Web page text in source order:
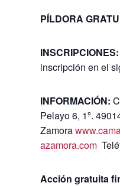
PÍLDORA
inscripción en el
INFORMACIÓN:
Pelayo 6, 1º.
Zamora
azamora.com
Acción gratuita